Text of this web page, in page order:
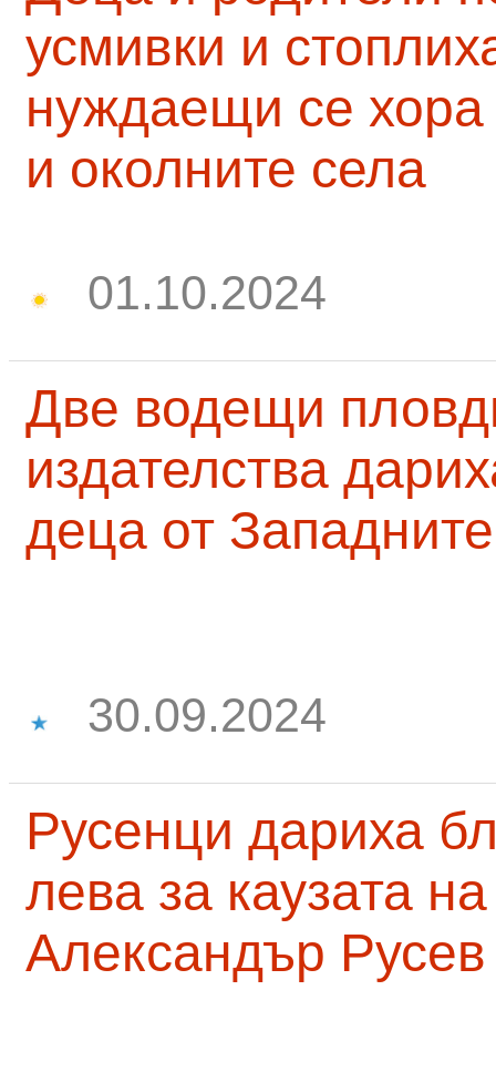
усмивки и
нуждаещи се
и околните села
01.10.2024
Две водещи
издателства
деца от
30.09.2024
Русенци дариха
лева за каузата
Александър Русев